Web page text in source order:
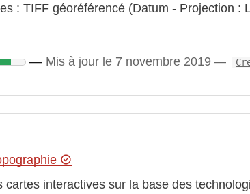
: TIFF géoréférencé (Datum - Projection :
Mis à jour le 7 novembre 2019
interactives sur la base des